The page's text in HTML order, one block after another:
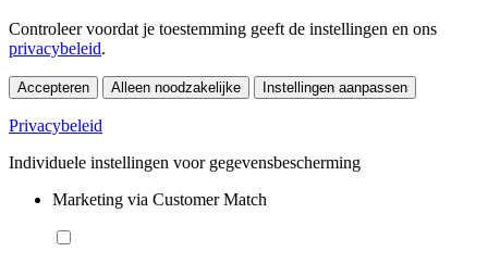
Controleer voordat je toestemming geeft de instellingen en ons
privacybeleid.
Accepteren Alleen noodzakelijke Instellingen aanpassen
Privacybeleid
Individuele instellingen voor gegevensbescherming
Marketing via Customer Match